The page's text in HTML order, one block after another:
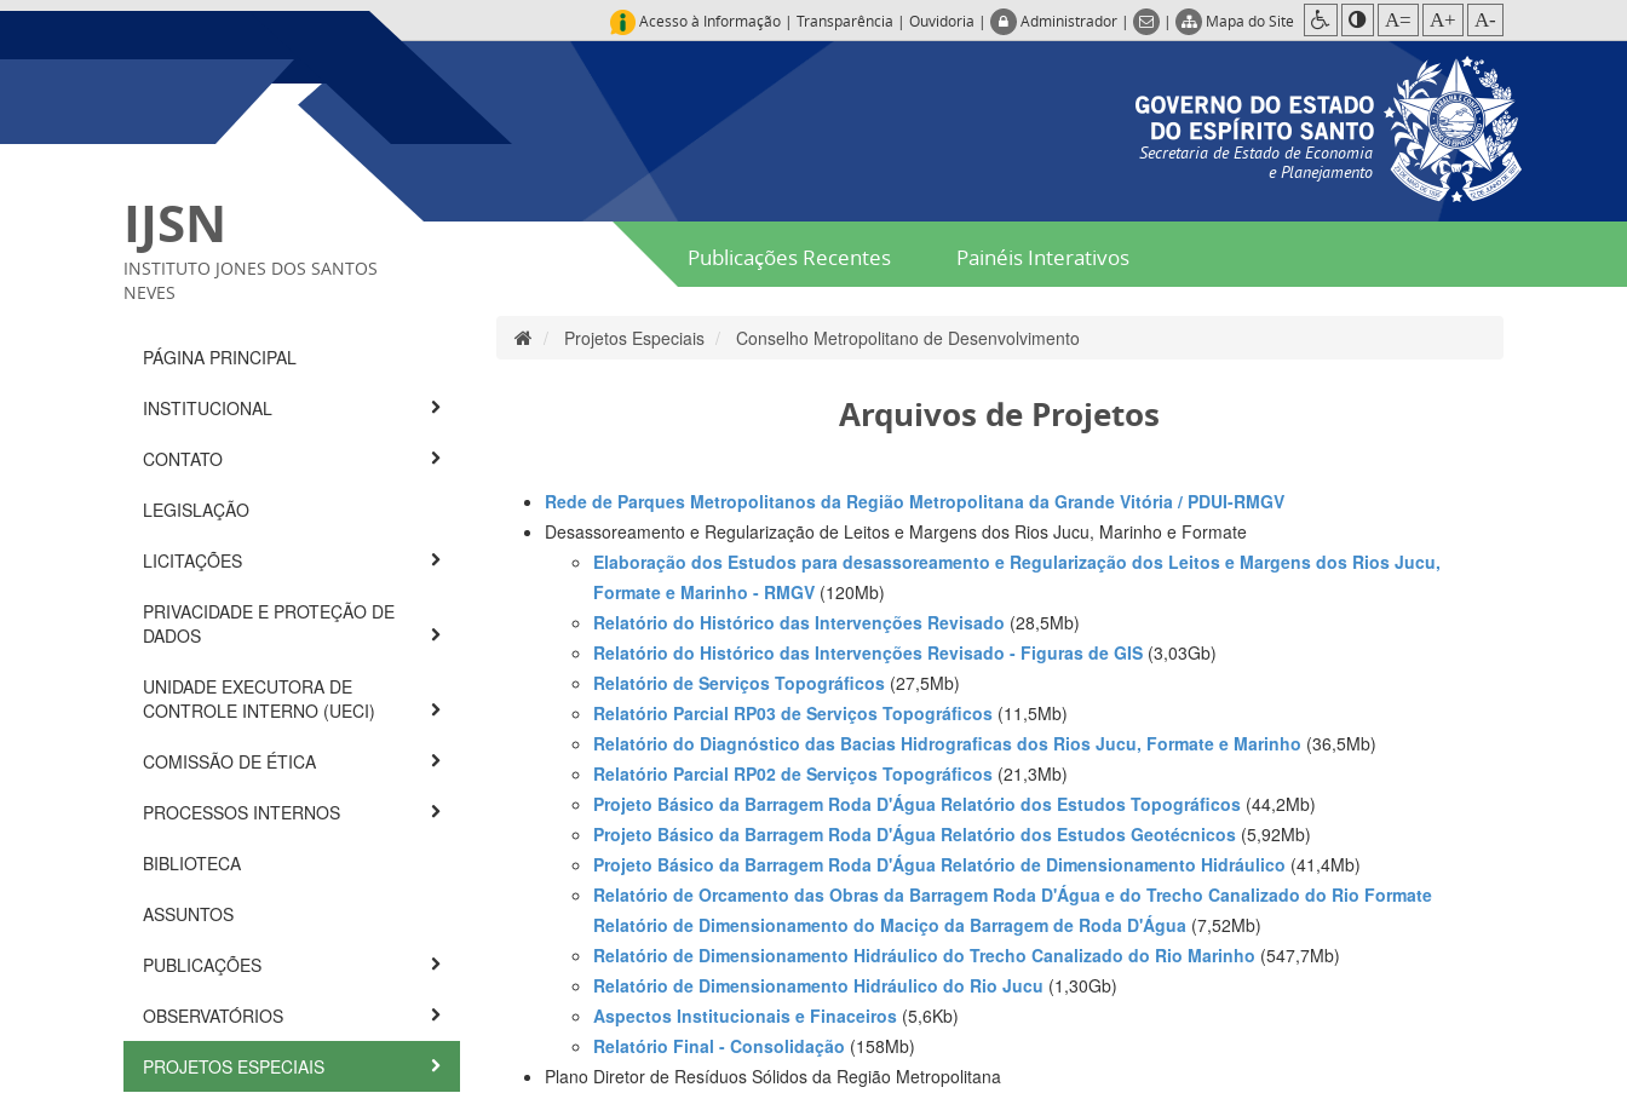
Acesso à Informação | Transparência | Ouvidoria | Administrador | | Mapa do Site A= A+ A-
Secretaria de Estado de Economia
e Planejamento
Publicações Recentes Painéis Interativos
IJSN
INSTITUTO JONES DOS SANTOS
NEVES
PÁGINA PRINCIPAL
INSTITUCIONAL
CONTATO
LEGISLAÇÃO
LICITAÇÕES
PRIVACIDADE E PROTEÇÃO DE
DADOS
UNIDADE EXECUTORA DE
CONTROLE INTERNO (UECI)
COMISSÃO DE ÉTICA
PROCESSOS INTERNOS
BIBLIOTECA
ASSUNTOS
PUBLICAÇÕES
OBSERVATÓRIOS
PROJETOS ESPECIAIS
Projetos Especiais Conselho Metropolitano de Desenvolvimento
Arquivos de Projetos
Rede de Parques Metropolitanos da Região Metropolitana da Grande Vitória / PDUI-RMGV
Desassoreamento e Regularização de Leitos e Margens dos Rios Jucu, Marinho e Formate
Elaboração dos Estudos para desassoreamento e Regularização dos Leitos e Margens dos Rios Jucu,
Formate e Marinho - RMGV (120Mb)
Relatório do Histórico das Intervenções Revisado (28,5Mb)
Relatório do Histórico das Intervenções Revisado - Figuras de GIS(3,03Gb)
Relatório de Serviços Topográficos(27,5Mb)
Relatório Parcial RP03 de Serviços Topográficos(11,5Mb)
Relatório do Diagnóstico das Bacias Hidrograficas dos Rios Jucu, Formate e Marinho (36,5Mb)
Relatório Parcial RP02 de Serviços Topográficos(21,3Mb)
Projeto Básico da Barragem Roda D'Água Relatório dos Estudos Topográficos(44,2Mb)
Projeto Básico da Barragem Roda D'Água Relatório dos Estudos Geotécnicos(5,92Mb)
Projeto Básico da Barragem Roda D'Água Relatório de Dimensionamento Hidráulico (41,4Mb)
Relatório de Orcamento das Obras da Barragem Roda D'Água e do Trecho Canalizado do Rio Formate
Relatório de Dimensionamento do Maciço da Barragem de Roda D'Água(7,52Mb)
Relatório de Dimensionamento Hidráulico do Trecho Canalizado do Rio Marinho (547,7Mb)
Relatório de Dimensionamento Hidráulico do Rio Jucu (1,30Gb)
Aspectos Institucionais e Finaceiros(5,6Kb)
Relatório Final - Consolidação (158Mb)
Plano Diretor de Resíduos Sólidos da Região Metropolitana